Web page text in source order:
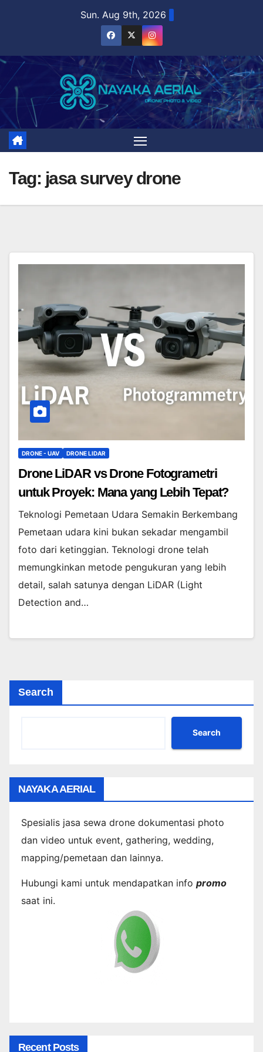
Sun. Aug 9th, 2026
Tag: jasa survey drone
DRONE - UAV DRONE LIDAR
Drone LiDAR vs Drone Fotogrametri
untuk Proyek: Mana yang Lebih Tepat?
Teknologi Pemetaan Udara Semakin Berkembang
Pemetaan udara kini bukan sekadar mengambil
foto dari ketinggian. Teknologi drone telah
memungkinkan metode pengukuran yang lebih
detail, salah satunya dengan LiDAR (Light
Detection and…
Search
Search
NAYAKA AERIAL
Spesialis jasa sewa drone dokumentasi photo
dan video untuk event, gathering, wedding,
mapping/pemetaan dan lainnya.
Hubungi kami untuk mendapatkan info promo
saat ini.
Recent Posts